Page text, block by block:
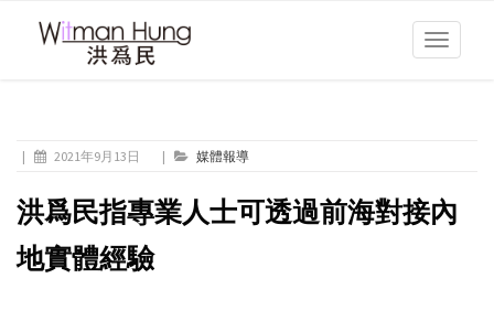
Toggle
| 2021年9月13日 | 媒體報導
洪爲民指專業人士可透過前海對接內
地實體經驗